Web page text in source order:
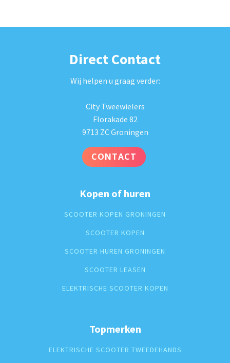
Direct Contact
Wij helpen u graag verder:
City Tweewielers
Florakade 82
9713 ZC Groningen
CONTACT
Kopen of huren
SCOOTER KOPEN GRONINGEN
SCOOTER KOPEN
SCOOTER HUREN GRONINGEN
SCOOTER LEASEN
ELEKTRISCHE SCOOTER KOPEN
Topmerken
ELEKTRISCHE SCOOTER TWEEDEHANDS